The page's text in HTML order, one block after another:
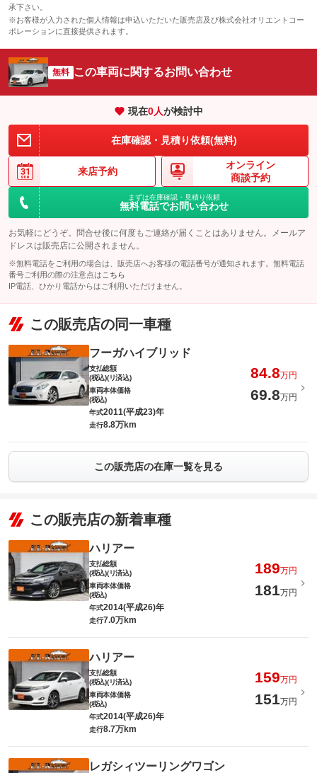
承下さい。
※お客様が入力された個人情報は申込いただいた販売店及び株式会社オリエントコー
ポレーションに直接提供されます。
無料 この車両に関するお問い合わせ
現在0人が検討中
在庫確認・見積り依頼(無料)
来店予約
オンライン
商談予約
まずは在庫確認・見積り依頼
無料電話でお問い合わせ
お気軽にどうぞ。問合せ後に何度もご連絡が届くことはありません。メールア
ドレスは販売店に公開されません。
※無料電話をご利用の場合は、販売店へお客様の電話番号が通知されます。無料電話
番号ご利用の際の注意点は こちら
IP電話、ひかり電話からはご利用いただけません。
この販売店の同一車種
フーガハイブリッド
支払総額
(税込)(リ済込)
84.8万円
車両本体価格
(税込)
69.8万円
年式2011(平成23)年
走行8.8万km
この販売店の在庫一覧を見る
この販売店の新着車種
ハリアー
支払総額
(税込)(リ済込)
189万円
車両本体価格
(税込)
181万円
年式2014(平成26)年
走行7.0万km
ハリアー
支払総額
(税込)(リ済込)
159万円
車両本体価格
(税込)
151万円
年式2014(平成26)年
走行8.7万km
レガシィツーリングワゴン